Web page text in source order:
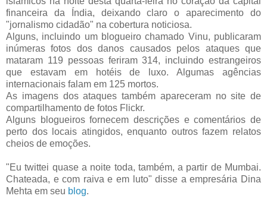
financeira da Índia, deixando claro o aparecimento do
"jornalismo cidadão" na cobertura noticiosa.
Alguns, incluindo um blogueiro chamado Vinu, publicaram
inúmeras fotos dos danos causados pelos ataques que
mataram 119 pessoas feriram 314, incluindo estrangeiros
que estavam em hotéis de luxo. Algumas agências
internacionais falam em 125 mortos.
As imagens dos ataques também apareceram no site de
compartilhamento de fotos Flickr.
Alguns blogueiros fornecem descrições e comentários de
perto dos locais atingidos, enquanto outros fazem relatos
cheios de emoções.
"Eu twittei quase a noite toda, também, a partir de Mumbai.
Chateada, e com raiva e em luto" disse a empresária Dina
Mehta em seu blog.